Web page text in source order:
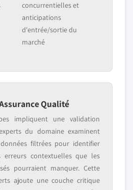
concurrentielles et
anticipations
d'entrée/sortie du
marché
Qualité
impliquent une validation
du domaine examinent
filtrées pour identifier
erreurs contextuelles que les
pourraient manquer. Cette
ajoute une couche critique